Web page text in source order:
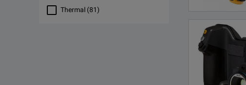
Thermal (81)